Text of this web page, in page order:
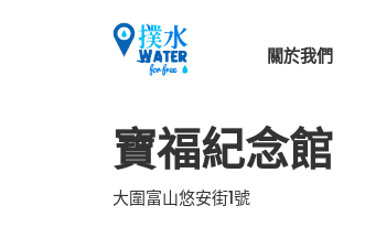
關於我們
寶福紀念館
大圍富山悠安街1號